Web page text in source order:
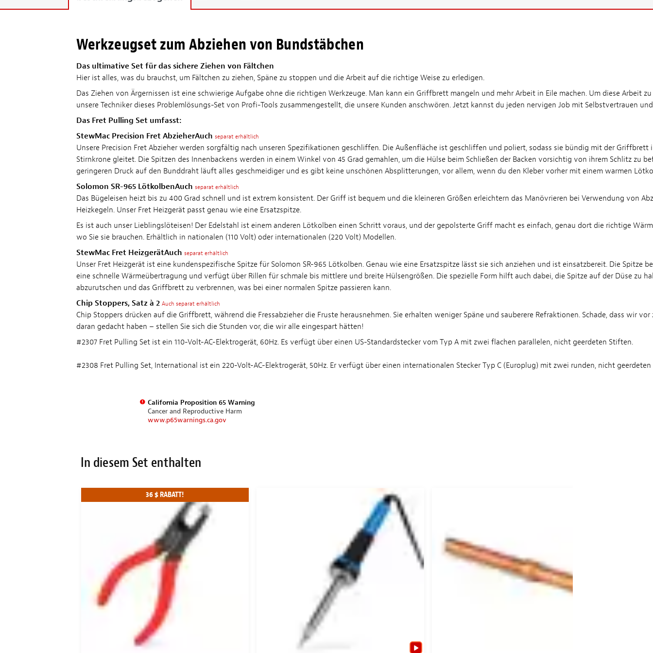
Werkzeugset zum Abziehen von Bundstäbchen
Das ultimative Set für das sichere Ziehen von Fältchen
Hier ist alles, was du brauchst, um Fältchen zu ziehen, Späne zu stoppen und die Arbeit auf die richtige Weise zu erledigen.
Das Ziehen von Ärgernissen ist eine schwierige Aufgabe ohne die richtigen Werkzeuge. Man kann ein Griffbrett mangeln und mehr Arbeit in Eile machen. Um diese Arbeit
unsere Techniker dieses Problemlösungs-Set von Profi-Tools zusammengestellt, die unsere Kunden anschwören. Jetzt kannst du jeden nervigen Job mit Selbstvertrauen
Das Fret Pulling Set umfasst:
StewMac Precision Fret AbzieherAuch separat erhältlich
Unsere Precision Fret Abzieher werden sorgfältig nach unseren Spezifikationen geschliffen. Die Außenfläche ist geschliffen und poliert, sodass sie bündig mit der Griffbrett
Stirnkrone gleitet. Die Spitzen des Innenbackens werden in einem Winkel von 45 Grad gemahlen, um die Hülse beim Schließen der Backen vorsichtig von ihrem Schlitz zu
geringeren Druck auf den Bunddraht läuft alles geschmeidiger und es gibt keine unschönen Absplitterungen, vor allem, wenn du den Kleber vorher mit einem warmen
Solomon SR-965 LötkolbenAuch separat erhältlich
Das Bügeleisen heizt bis zu 400 Grad schnell und ist extrem konsistent. Der Griff ist bequem und die kleineren Größen erleichtern das Manövrieren bei Verwendung von
Heizkegeln. Unser Fret Heizgerät passt genau wie eine Ersatzspitze.
Es ist auch unser Lieblingslöteisen! Der Edelstahl ist einem anderen Lötkolben einen Schritt voraus, und der gepolsterte Griff macht es einfach, genau dort die richtige
wo Sie sie brauchen. Erhältlich in nationalen (110 Volt) oder internationalen (220 Volt) Modellen.
StewMac Fret HeizgerätAuch separat erhältlich
Unser Fret Heizgerät ist eine kundenspezifische Spitze für Solomon SR-965 Lötkolben. Genau wie eine Ersatzspitze lässt sie sich anziehen und ist einsatzbereit. Die Spitze
eine schnelle Wärmeübertragung und verfügt über Rillen für schmale bis mittlere und breite Hülsengrößen. Die spezielle Form hilft auch dabei, die Spitze auf der Düse zu
abzurutschen und das Griffbrett zu verbrennen, was bei einer normalen Spitze passieren kann.
Chip Stoppers, Satz à 2 Auch separat erhältlich
Chip Stoppers drücken auf die Griffbrett, während die Fressabzieher die Fruste herausnehmen. Sie erhalten weniger Späne und sauberere Refraktionen. Schade, dass wir
daran gedacht haben – stellen Sie sich die Stunden vor, die wir alle eingespart hätten!
#2307 Fret Pulling Set ist ein 110-Volt-AC-Elektrogerät, 60Hz. Es verfügt über einen US-Standardstecker vom Typ A mit zwei flachen parallelen, nicht geerdeten Stiften.
#2308 Fret Pulling Set, International ist ein 220-Volt-AC-Elektrogerät, 50Hz. Er verfügt über einen internationalen Stecker Typ C (Europlug) mit zwei runden, nicht
California Proposition 65 Warning
Cancer and Reproductive Harm
www.p65warnings.ca.gov
In diesem Set enthalten
36 $ RABATT!